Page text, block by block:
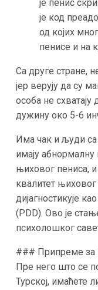
је пенис
је код
од којих
пенисе и на
Са друге стране,
јер верују да су
особа не
дужину око 5-6
Има чак и људи
имају
њиховог пениса,
квалитет
дијагностикује
(PDD). Ово је
психолошког
### Припреме за
Пре него што се
Турској, имаћете